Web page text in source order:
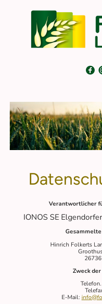
Verantwortlicher
IONOS SE
Hinrich Folkerts
Zweck
E-Mail: